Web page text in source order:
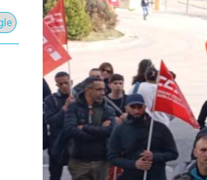
para buscar o ESC para cerrar